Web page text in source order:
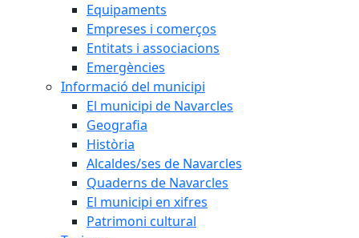
Equipaments
Empreses i comerços
Entitats i associacions
Emergències
Informació del municipi
El municipi de Navarcles
Geografia
Història
Alcaldes/ses de Navarcles
Quaderns de Navarcles
El municipi en xifres
Patrimoni cultural